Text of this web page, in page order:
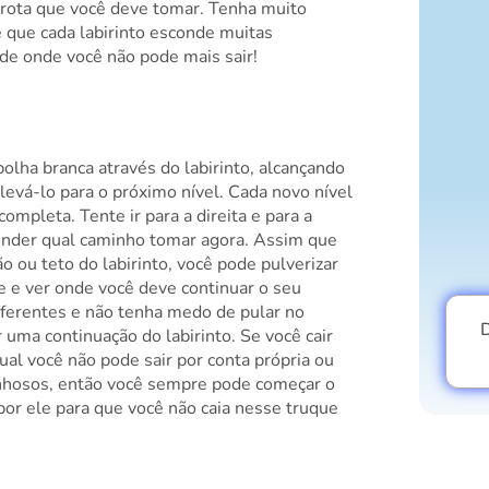
que você deve tomar. Tenha muito
cada labirinto esconde muitas
onde você não pode mais sair!
branca através do labirinto, alcançando
lo para o próximo nível. Cada novo nível
Tente ir para a direita e para a
qual caminho tomar agora. Assim que
ou teto do labirinto, você pode pulverizar
ver onde você deve continuar o seu
e não tenha medo de pular no
continuação do labirinto. Se você cair
você não pode sair por conta própria ou
então você sempre pode começar o
ele para que você não caia nesse truque